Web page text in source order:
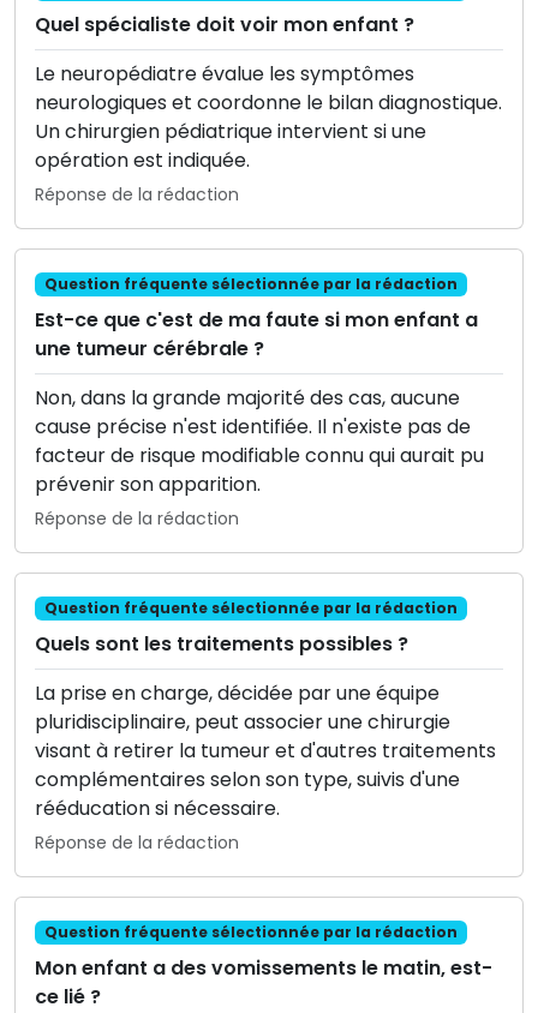
Quel spécialiste doit voir mon enfant ?
Le neuropédiatre évalue les symptômes
neurologiques et coordonne le bilan diagnostique.
Un chirurgien pédiatrique intervient si une
opération est indiquée.
Réponse de la rédaction
Question fréquente sélectionnée par la rédaction
Est-ce que c'est de ma faute si mon enfant a
une tumeur cérébrale ?
Non, dans la grande majorité des cas, aucune
cause précise n'est identifiée. Il n'existe pas de
facteur de risque modifiable connu qui aurait pu
prévenir son apparition.
Réponse de la rédaction
Question fréquente sélectionnée par la rédaction
Quels sont les traitements possibles ?
La prise en charge, décidée par une équipe
pluridisciplinaire, peut associer une chirurgie
visant à retirer la tumeur et d'autres traitements
complémentaires selon son type, suivis d'une
rééducation si nécessaire.
Réponse de la rédaction
Question fréquente sélectionnée par la rédaction
Mon enfant a des vomissements le matin, est-
ce lié ?